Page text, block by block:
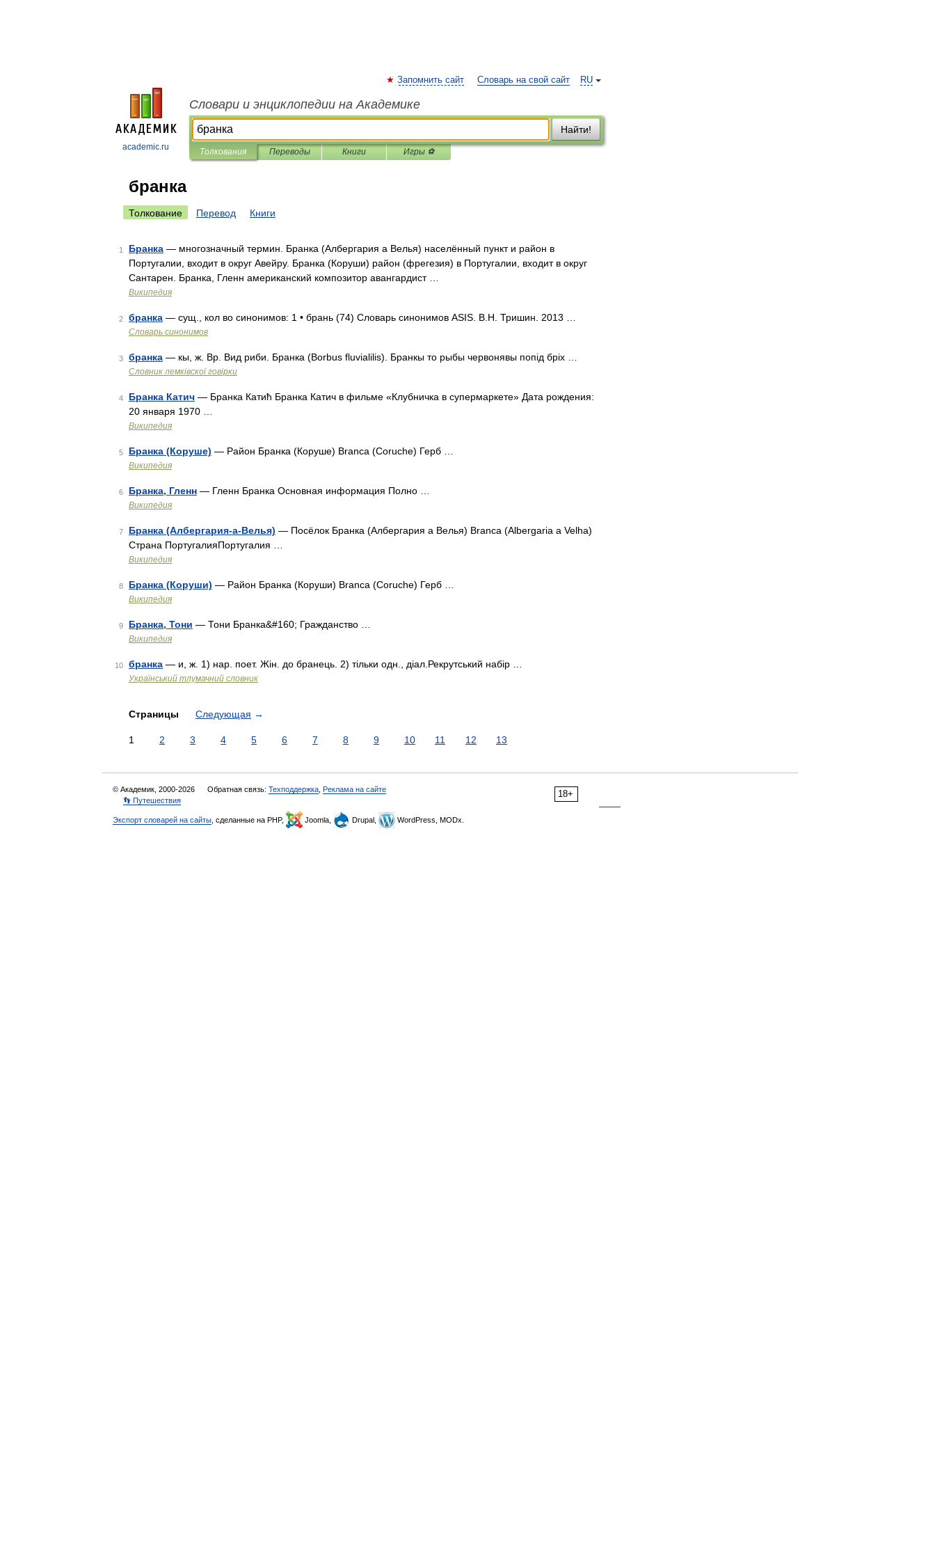
academic.ru
RU
Запомнить сайт Словарь на свой сайт
Словари и энциклопедии на Академике
Найти!
Толкования Переводы Книги Игры ⚽
бранка
Толкование Перевод Книги
1 Бранка — многозначный термин. Бранка (Албергария а Велья) населённый пункт и район в
Португалии, входит в округ Авейру. Бранка (Коруши) район (фрегезия) в Португалии, входит в округ
Сантарен. Бранка, Гленн американский композитор авангардист …
Википедия
2 бранка — сущ., кол во синонимов: 1 • брань (74) Словарь синонимов ASIS. В.Н. Тришин. 2013 …
Словарь синонимов
3 бранка — кы, ж. Вр. Вид риби. Бранка (Borbus fluvіаlilis). Бранкы то рыбы червонявы попід бріх …
Словник лемківскої говірки
4 Бранка Катич — Бранка Катић Бранка Катич в фильме «Клубничка в супермаркете» Дата рождения:
20 января 1970 …
Википедия
5 Бранка (Коруше) — Район Бранка (Коруше) Branca (Coruche) Герб …
Википедия
6 Бранка, Гленн — Гленн Бранка Основная информация Полно …
Википедия
7 Бранка (Албергария-а-Велья) — Посёлок Бранка (Албергария а Велья) Branca (Albergaria a Velha)
Страна ПортугалияПортугалия …
Википедия
8 Бранка (Коруши) — Район Бранка (Коруши) Branca (Coruche) Герб …
Википедия
9 Бранка, Тони — Тони Бранка&#160; Гражданство …
Википедия
10 бранка — и, ж. 1) нар. поет. Жін. до бранець. 2) тільки одн., діал.Рекрутський набір …
Український тлумачний словник
Страницы Следующая →
1 2 3 4 5 6 7 8 9 10 11 12 13
18+
© Академик, 2000-2026 Обратная связь: Техподдержка Реклама на сайте
👣 Путешествия
Экспорт словарей на сайты , сделанные на PHP, Joomla, Drupal, WordPress, MODx.